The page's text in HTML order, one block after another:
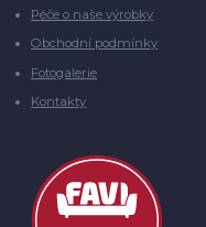
Péče o naše výrobky
Obchodní podmínky
Fotogalerie
Kontakty